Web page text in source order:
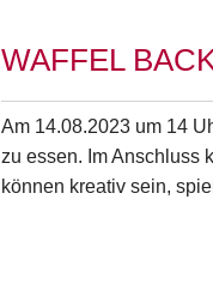
WAFFEL
Am 14.08.2023 um 14
zu essen. Im Anschluss
können kreativ sein,